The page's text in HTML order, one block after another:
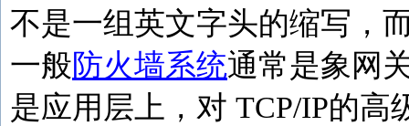
不是一组英文字头的缩写，
一般防火墙系统通常是象网
是应用层上，对 TCP/IP的高